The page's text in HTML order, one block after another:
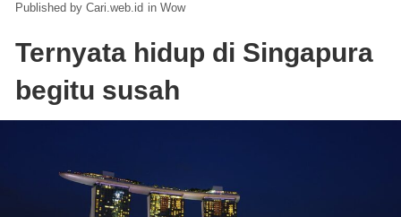
Cari.web.id in Wow
Ternyata hidup di Singapura
begitu susah